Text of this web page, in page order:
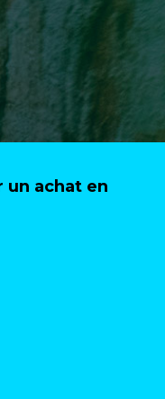
un achat en